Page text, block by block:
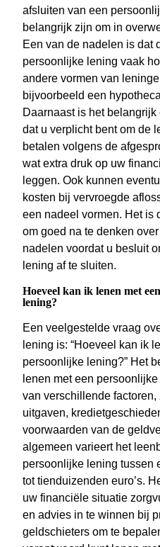
afsluiten van een
belangrijk zijn om in
Een van de nadelen is dat
persoonlijke lening vaak
andere vormen van
bijvoorbeeld een
Daarnaast is het belangrijk
dat u verplicht bent om de
betalen volgens de
wat extra druk op uw
leggen. Ook kunnen
kosten bij vervroegde
een nadeel vormen. Het is
om goed na te denken
nadelen voordat u besluit
lening af te sluiten.
Hoeveel kan ik lenen met
lening?
Een veelgestelde vraag
lening is: “Hoeveel kan ik
persoonlijke lening?” Het
lenen met een
van verschillende
uitgaven,
voorwaarden van de
algemeen varieert het
persoonlijke lening tussen
tot tienduizenden euro’s.
uw financiële situatie
en advies in te winnen bij
geldschieters om te